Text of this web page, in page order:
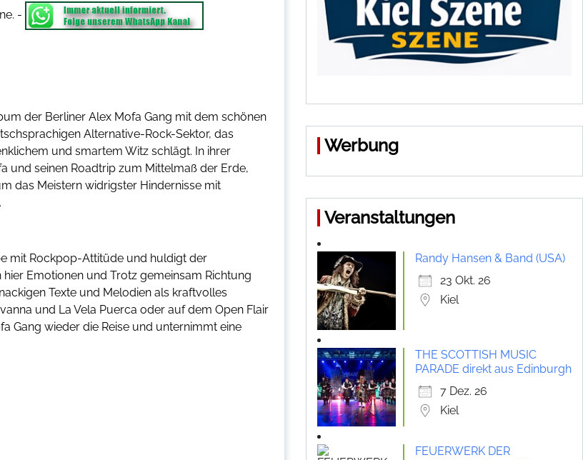
-
der Berliner Alex Mofa Gang mit dem schönen
Alternative-Rock-Sektor, das
und smartem Witz schlägt. In ihrer
und seinen Roadtrip zum Mittelmaß der Erde,
das Meistern widrigster Hindernisse mit
mit Rockpop-Attitüde und huldigt der
Emotionen und Trotz gemeinsam Richtung
Texte und Melodien als kraftvolles
und La Vela Puerca oder auf dem Open Flair
Gang wieder die Reise und unternimmt eine
Werbung
Veranstaltungen
Randy Hansen & Band (USA)
23 Okt. 26
Kiel
THE SCOTTISH MUSIC
PARADE direkt aus Edinburgh
7 Dez. 26
Kiel
FEUERWERK DER